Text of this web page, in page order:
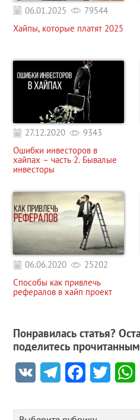
06.01.2025
79544
Хайпы, которые платят 2025
27.12.2020
9343
Ошибки инвесторов в
хайпах – часть 2. Бывалые
инвесторы
06.06.2020
25202
Способы как привлечь
рефералов в хайп проект
Понравилась статья?
поделитесь
VK TelegramFacebookTwitter